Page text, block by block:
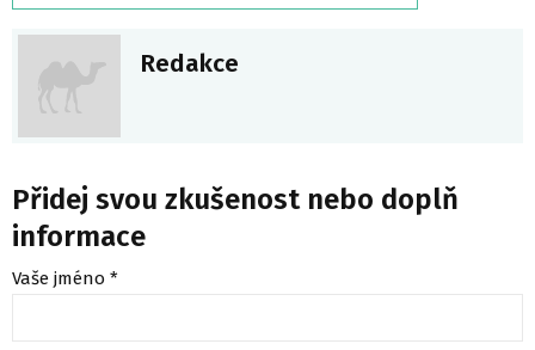
Redakce
Přidej svou zkušenost nebo doplň
informace
Vaše jméno *